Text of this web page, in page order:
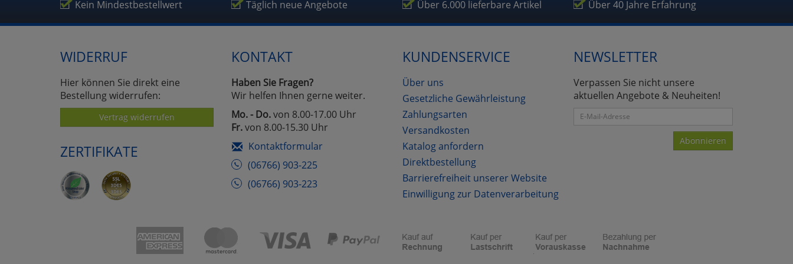
Kein Mindestbestellwert Täglich neue Angebote Über 6.000 lieferbare Artikel Über 40 Jahre Erfahrung
WIDERRUF
Hier können Sie direkt eine
Bestellung widerrufen:
Vertrag widerrufen
ZERTIFIKATE
KONTAKT
Haben Sie Fragen?
Wir helfen Ihnen gerne weiter.
Mo. - Do.von 8.00-17.00 Uhr
Fr.von 8.00-15.30 Uhr
Kontaktformular
(06766) 903-225
(06766) 903-223
KUNDENSERVICE
Über uns
Gesetzliche Gewährleistung
Zahlungsarten
Versandkosten
Katalog anfordern
Direktbestellung
Barrierefreiheit unserer Website
Einwilligung zur Datenverarbeitung
NEWSLETTER
Verpassen Sie nicht unsere
aktuellen Angebote & Neuheiten!
Abonnieren